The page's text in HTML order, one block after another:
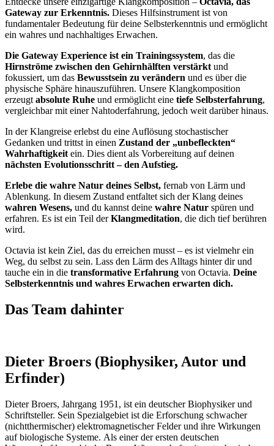
Gateway zur Erkenntnis. Dieses Hilfsinstrument ist von
fundamentaler Bedeutung für deine Selbsterkenntnis und ermöglicht
ein wahres und nachhaltiges Erwachen.
Die Gateway Experience ist ein Trainingssystem, das die
Hirnströme zwischen den Gehirnhälften verstärkt und
fokussiert, um das Bewusstsein zu verändern und es über die
physische Sphäre hinauszuführen. Unsere Klangkomposition
erzeugt absolute Ruhe und ermöglicht eine tiefe Selbsterfahrung,
vergleichbar mit einer Nahtoderfahrung, jedoch weit darüber hinaus.
In der Klangreise erlebst du eine Auflösung stochastischer
Gedanken und trittst in einen Zustand der „unbefleckten“
Wahrhaftigkeit ein. Dies dient als Vorbereitung auf deinen
nächsten Evolutionsschritt – den Aufstieg.
Erlebe die wahre Natur deines Selbst, fernab von Lärm und
Ablenkung. In diesem Zustand entfaltet sich der Klang deines
wahren Wesens, und du kannst deine wahre Natur spüren und
erfahren. Es ist ein Teil derKlangmeditation, die dich tief berühren
wird.
Octavia ist kein Ziel, das du erreichen musst – es ist vielmehr ein
Weg, du selbst zu sein. Lass den Lärm des Alltags hinter dir und
tauche ein in die transformative Erfahrung von Octavia. Deine
Selbsterkenntnis und wahres Erwachen erwarten dich.
Das Team dahinter
Dieter Broers (Biophysiker, Autor und
Erfinder)
Dieter Broers, Jahrgang 1951, ist ein deutscher Biophysiker und
Schriftsteller. Sein Spezialgebiet ist die Erforschung schwacher
(nichtthermischer) elektromagnetischer Felder und ihre Wirkungen
auf biologische Systeme. Als einer der ersten deutschen